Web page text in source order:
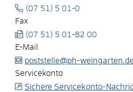
(07 51) 5 01-0
Fax
(07 51) 5 01-82 00
E-Mail
poststelle@ph-weingarten.de
Servicekonto
Sichere Servicekonto-